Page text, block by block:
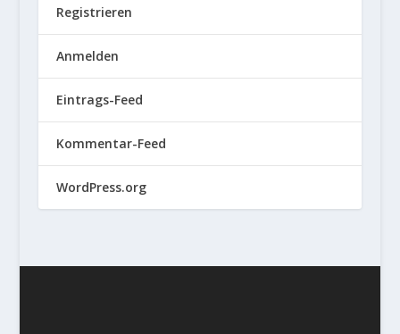
Registrieren
Anmelden
Eintrags-Feed
Kommentar-Feed
WordPress.org